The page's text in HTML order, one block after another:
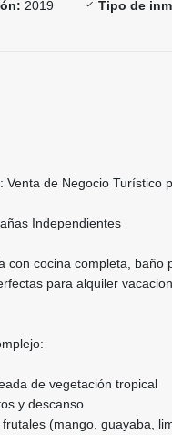
2019 Tipo de
Venta de Negocio Turístico
Independientes
con cocina completa,
para alquiler
de vegetación tropical
y descanso
(mango, guayaba,